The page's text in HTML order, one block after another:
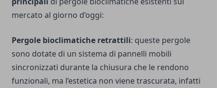
mercato al giorno d’oggi:
Pergole bioclimatiche retrattili: queste pergole
sono dotate di un sistema di pannelli mobili
sincronizzati durante la chiusura che le rendono
funzionali, ma l’estetica non viene trascurata, infatti